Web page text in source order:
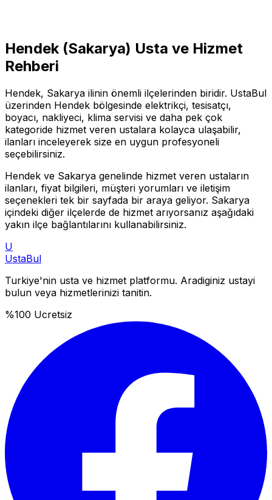
Hendek(Sakarya) Usta ve Hizmet
Rehberi
Hendek, Sakarya ilinin önemli ilçelerinden biridir. UstaBul
üzerinden Hendek bölgesinde elektrikçi, tesisatçı,
boyacı, nakliyeci, klima servisi ve daha pek çok
kategoride hizmet veren ustalara kolayca ulaşabilir,
ilanları inceleyerek size en uygun profesyoneli
seçebilirsiniz.
Hendek ve Sakarya genelinde hizmet veren ustaların
ilanları, fiyat bilgileri, müşteri yorumları ve iletişim
seçenekleri tek bir sayfada bir araya geliyor. Sakarya
içindeki diğer ilçelerde de hizmet arıyorsanız aşağıdaki
yakın ilçe bağlantılarını kullanabilirsiniz.
U
UstaBul
Turkiye'nin usta ve hizmet platformu. Aradiginiz ustayi
bulun veya hizmetlerinizi tanitin.
%100 Ucretsiz